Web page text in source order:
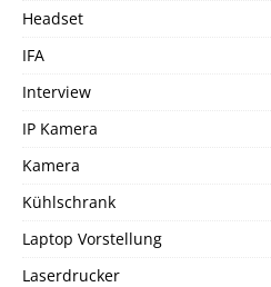
Headset
IFA
Interview
IP Kamera
Kamera
Kühlschrank
Laptop Vorstellung
Laserdrucker